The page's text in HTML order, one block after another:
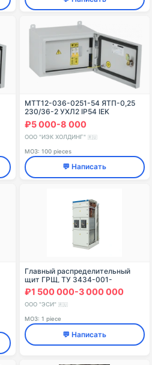
MTT12-036-0251-54 ЯТП-0,25
230/36-2 УХЛ2 IP54 IEK
₽5 000-8 000
ООО "ИЭК ХОЛДИНГ" 🇷🇺
МОЗ: 100 pieces
💬 Написать
Главный распределительный
щит ГРЩ, ТУ 3434-001-
89497111-2016
₽1 500 000-3 000 000
ООО "ЭСИ" 🇷🇺
МОЗ: 1 piece
💬 Написать